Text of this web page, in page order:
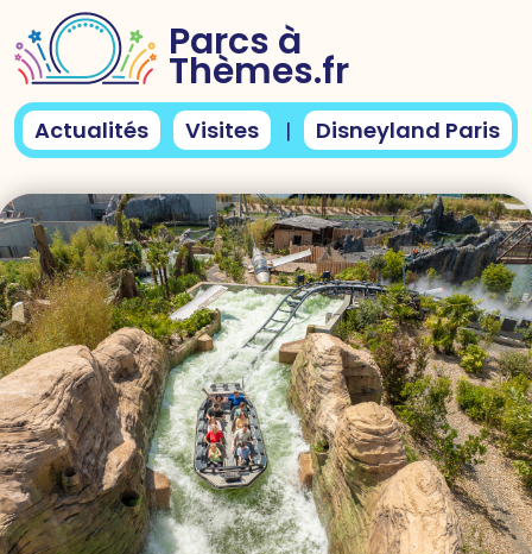
Parcs à
Thèmes.fr
Actualités Visites | Disneyland Paris